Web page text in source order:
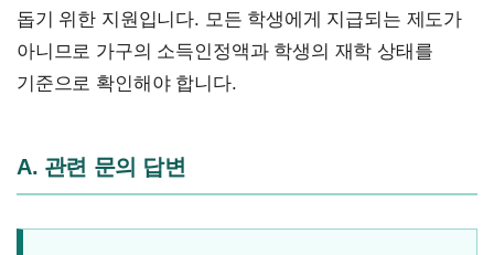
돕기 위한 지원입니다. 모든 학생에게 지급되는 제도가
아니므로 가구의 소득인정액과 학생의 재학 상태를
기준으로 확인해야 합니다.
A. 관련 문의 답변